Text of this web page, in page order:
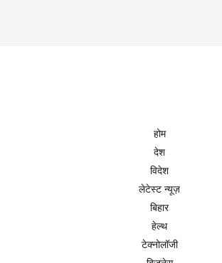
होम
देश
विदेश
लेटेस्ट न्यूज़
बिहार
हेल्थ
टेक्नोलॉजी